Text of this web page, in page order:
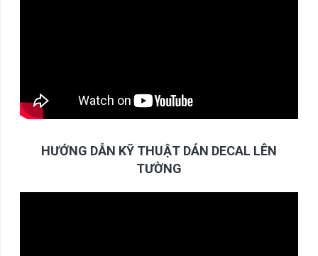
HƯỚNG DẪN KỸ THUẬT DÁN DECAL LÊN
TƯỜNG